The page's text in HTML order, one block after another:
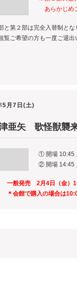
あらかじめ
と第２部は完全入替制とな
覧ご希望の方も一度ご退
5月7日(土)
亜矢 歌怪獣襲
① 開場 10:45
② 開場 14:45
一般発売 2月4日（金）
＊会館で購入の場合は